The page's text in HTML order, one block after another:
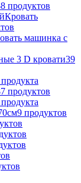
продуктов
Кровать
машинка с
3 D кровати39
продукта
продуктов
продукта
9 продуктов